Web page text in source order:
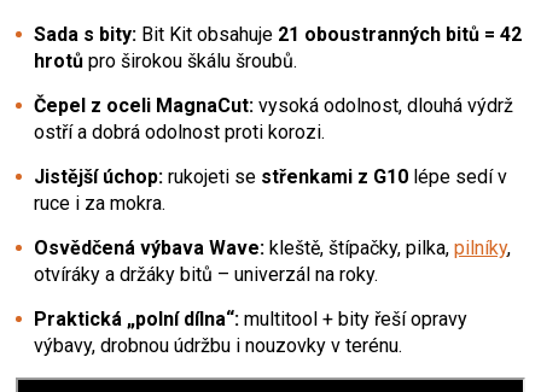
Sada s bity: Bit Kit obsahuje 21 oboustranných bitů = 42
hrotů pro širokou škálu šroubů.
Čepel z oceli MagnaCut: vysoká odolnost, dlouhá výdrž
ostří a dobrá odolnost proti korozi.
Jistější úchop: rukojeti se střenkami z G10 lépe sedí v
ruce i za mokra.
Osvědčená výbava Wave: kleště, štípačky, pilka, pilníky,
otvíráky a držáky bitů – univerzál na roky.
Praktická „polní dílna“: multitool + bity řeší opravy
výbavy, drobnou údržbu i nouzovky v terénu.